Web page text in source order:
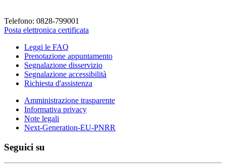
Telefono: 0828-799001
Posta elettronica certificata
Leggi le FAQ
Prenotazione appuntamento
Segnalazione disservizio
Segnalazione accessibilità
Richiesta d'assistenza
Amministrazione trasparente
Informativa privacy
Note legali
Next-Generation-EU-PNRR
Seguici su